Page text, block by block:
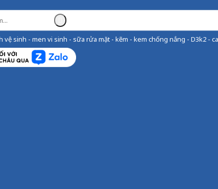
vệ sinh - men vi sinh - sữa rửa mặt - kẽm - kem chống nắng - D3k2 -